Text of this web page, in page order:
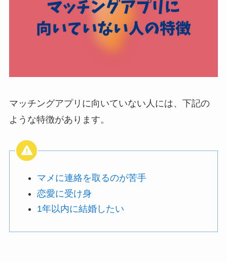
マッチングアプリに向いていない人には、下記の
ような特徴があります。
マメに連絡を取るのが苦手
恋愛に受け身
1年以内に結婚したい